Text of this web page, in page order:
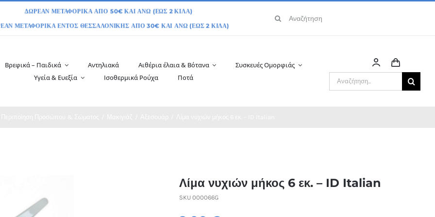
Αναζήτηση
Βρεφικά – Παιδικά Αντηλιακά Αιθέρια έλαια & Βότανα
Συσκευές Ομορφιάς
Υγεία & Ευεξία
Ισοθερμικά Ρούχα Ποτά
Αναζήτηση
για:
Λίμα νυχιών μήκος 6 εκ. – ID Italian
SKU000066G